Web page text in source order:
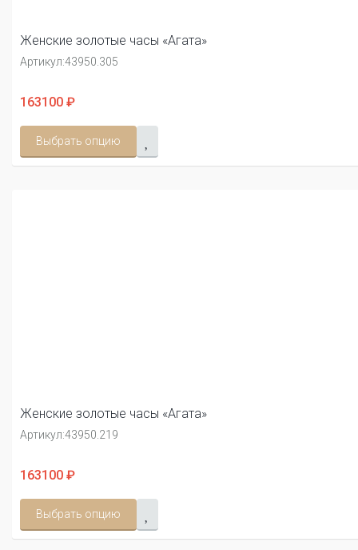
Женские золотые часы «Агата»
Артикул:43950.305
163100 ₽
Выбрать опцию
Женские золотые часы «Агата»
Артикул:43950.219
163100 ₽
Выбрать опцию